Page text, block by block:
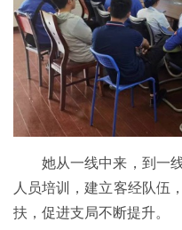
她从一线中来，到一
人员培训，建立客经队伍
扶，促进支局不断提升。